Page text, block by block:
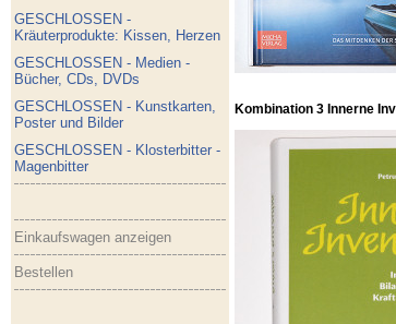
GESCHLOSSEN -
Kräuterprodukte: Kissen, Herzen
GESCHLOSSEN - Medien -
Bücher, CDs, DVDs
GESCHLOSSEN - Kunstkarten,
Poster und Bilder
GESCHLOSSEN - Klosterbitter -
Magenbitter
Einkaufswagen anzeigen
Bestellen
Kombination 3 Innerne